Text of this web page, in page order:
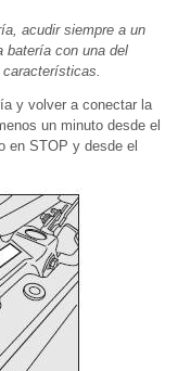
acudir siempre a un
batería con una del
y volver a conectar la
un minuto desde el
en STOP y desde el